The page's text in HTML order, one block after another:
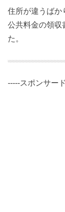
住所が違うばか
公共料金の領収
た。
-----スポンサー